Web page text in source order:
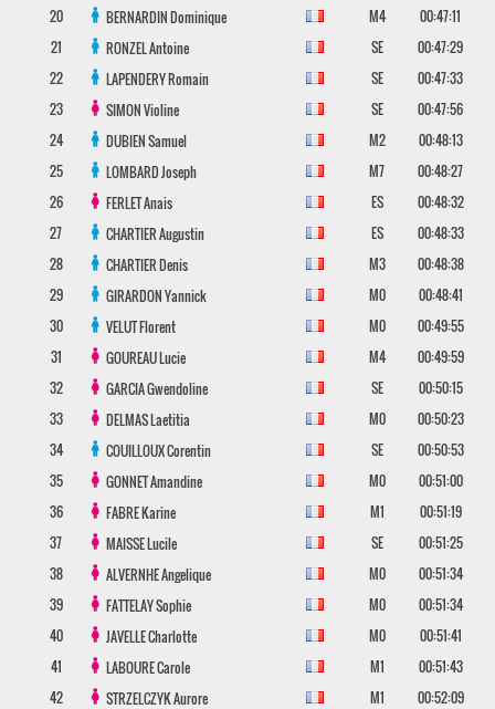
20
BERNARDINDominique M4
00:47:11
21
RONZELAntoine SE
00:47:29
22
LAPENDERYRomain SE
00:47:33
23
SIMONVioline SE
00:47:56
24
DUBIENSamuel M2
00:48:13
25
LOMBARDJoseph M7
00:48:27
26
FERLETAnais ES
00:48:32
27
CHARTIERAugustin ES
00:48:33
28
CHARTIERDenis M3
00:48:38
29
GIRARDONYannick M0
00:48:41
30
VELUTFlorent M0
00:49:55
31
GOUREAULucie M4
00:49:59
32
GARCIAGwendoline SE
00:50:15
33
DELMASLaetitia M0
00:50:23
34
COUILLOUXCorentin SE
00:50:53
35
GONNETAmandine M0
00:51:00
36
FABREKarine M1
00:51:19
37
MAISSELucile SE
00:51:25
38
ALVERNHEAngelique M0
00:51:34
39
FATTELAYSophie M0
00:51:34
40
JAVELLECharlotte M0
00:51:41
41
LABOURECarole M1
00:51:43
42
STRZELCZYKAurore M1 00:52:09